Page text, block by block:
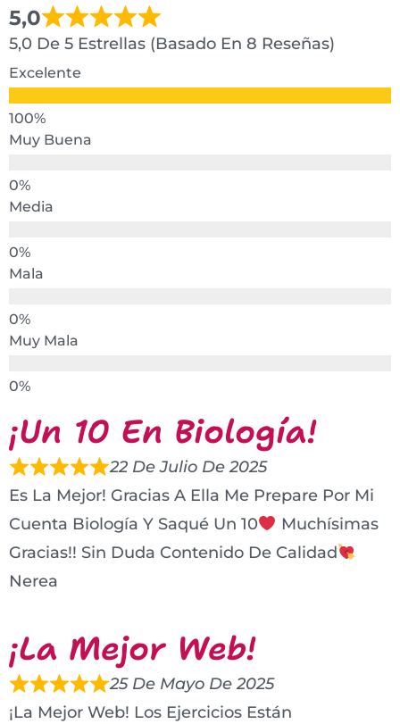
5,0
5,0 De 5 Estrellas (basado En 8 Reseñas)
Excelente
Muy Buena
Media
Mala
Muy Mala
¡Un 10 En Biología!
22 De Julio De 2025
Es La Mejor! Gracias A Ella Me Prepare Por Mi
Cuenta Biología Y Saqué Un 10
Muchísimas
Gracias!! Sin Duda Contenido De Calidad
Nerea
¡La Mejor Web!
25 De Mayo De 2025
¡La Mejor Web! Los Ejercicios Están